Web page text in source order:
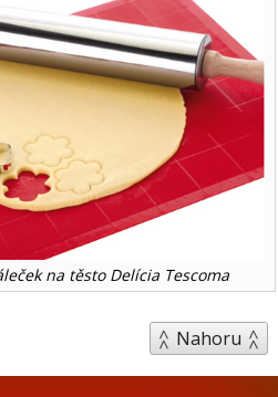
na těsto Delícia Tescoma
Nahoru